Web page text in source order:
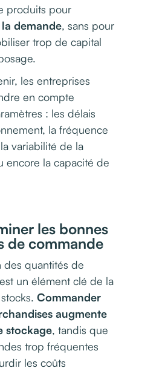
produits pour
demande, sans pour
trop de capital
les entreprises
en compte
: les délais
la fréquence
variabilité de la
encore la capacité de
les bonnes
de commande
des quantités de
un élément clé de la
Commander
augmente
stockage, tandis que
trop fréquentes
les coûts